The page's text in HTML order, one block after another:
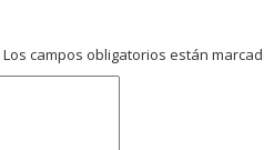
Los campos obligatorios están